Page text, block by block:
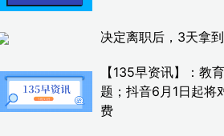
决定离职后，3天拿
【135早资讯】：教
题；抖音6月1日起将
费